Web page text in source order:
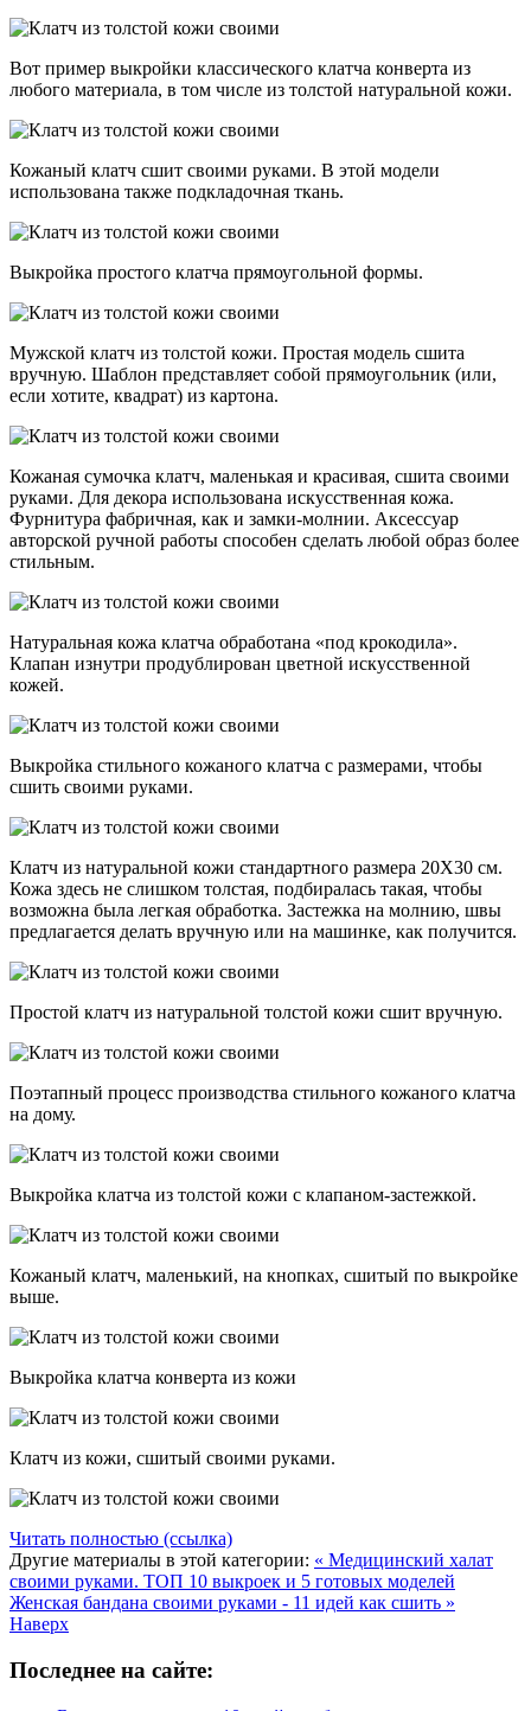
Вот пример выкройки классического клатча конверта из
любого материала, в том числе из толстой натуральной кожи.
Кожаный клатч сшит своими руками. В этой модели
использована также подкладочная ткань.
Выкройка простого клатча прямоугольной формы.
Мужской клатч из толстой кожи. Простая модель сшита
вручную. Шаблон представляет собой прямоугольник (или,
если хотите, квадрат) из картона.
Кожаная сумочка клатч, маленькая и красивая, сшита своими
руками. Для декора использована искусственная кожа.
Фурнитура фабричная, как и замки-молнии. Аксессуар
авторской ручной работы способен сделать любой образ более
стильным.
Натуральная кожа клатча обработана «под крокодила».
Клапан изнутри продублирован цветной искусственной
кожей.
Выкройка стильного кожаного клатча с размерами, чтобы
сшить своими руками.
Клатч из натуральной кожи стандартного размера 20Х30 см.
Кожа здесь не слишком толстая, подбиралась такая, чтобы
возможна была легкая обработка. Застежка на молнию, швы
предлагается делать вручную или на машинке, как получится.
Простой клатч из натуральной толстой кожи сшит вручную.
Поэтапный процесс производства стильного кожаного клатча
на дому.
Выкройка клатча из толстой кожи с клапаном-застежкой.
Кожаный клатч, маленький, на кнопках, сшитый по выкройке
выше.
Выкройка клатча конверта из кожи
Клатч из кожи, сшитый своими руками.
Читать полностью (ссылка)
Другие материалы в этой категории: « Медицинский халат
своими руками. ТОП 10 выкроек и 5 готовых моделей
Женская бандана своими руками - 11 идей как сшить »
Наверх
Последнее на сайте: